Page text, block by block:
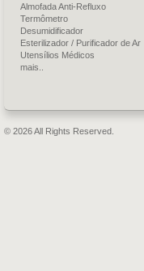
Almofada Anti-Refluxo
Termômetro
Desumidificador
Esterilizador / Purificador de Ar
Utensílios Médicos
mais..
© 2026 All Rights Reserved.